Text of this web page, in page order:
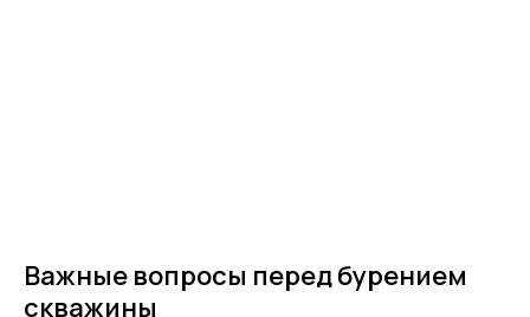
Важные вопросы перед бурением
скважины